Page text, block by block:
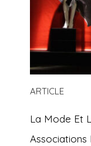
ARTICLE
La Mode Et
Associations